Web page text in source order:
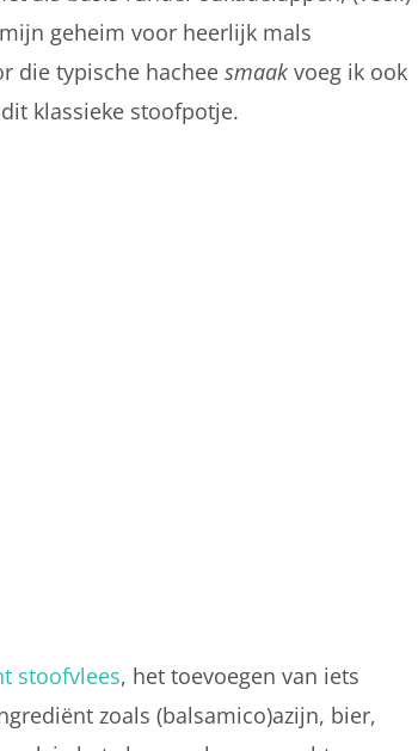
geheim voor heerlijk mals
die typische hachee smaak voeg ik ook
klassieke stoofpotje.
stoofvlees, het toevoegen van iets
zoals (balsamico)azijn, bier,